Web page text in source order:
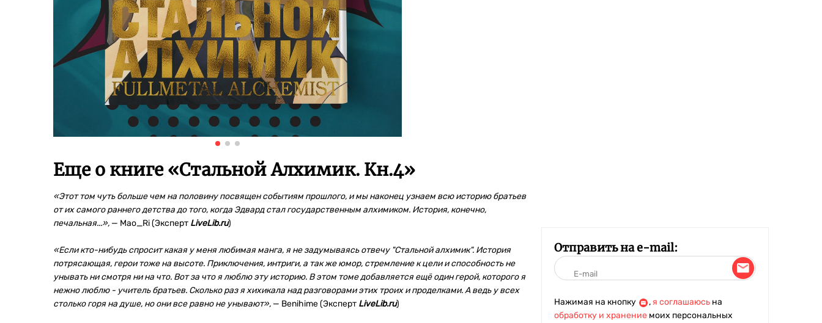
Еще о книге «Стальной Алхимик. Кн.4»
«Этот том чуть больше чем на половину посвящен событиям прошлого, и мы наконец узнаем всю историю братьев
от их самого раннего детства до того, когда Эдвард стал государственным алхимиком. История, конечно,
печальная...», — Mao_Ri (Эксперт LiveLib.ru)
«Если кто-нибудь спросит какая у меня любимая манга, я не задумываясь отвечу "Стальной алхимик". История
потрясающая, герои тоже на высоте. Приключения, интриги, а так же юмор, стремление к цели и способность не
унывать ни смотря ни на что. Вот за что я люблю эту историю. В этом томе добавляется ещё один герой, которого я
нежно люблю - учитель братьев. Сколько раз я хихикала над разговорами этих троих и проделками. А ведь у всех
столько горя на душе, но они все равно не унывают», — Benihime (Эксперт LiveLib.ru)
Отправить на e-mail:
Нажимая на кнопку , я соглашаюсь на
обработку и хранение моих персональных